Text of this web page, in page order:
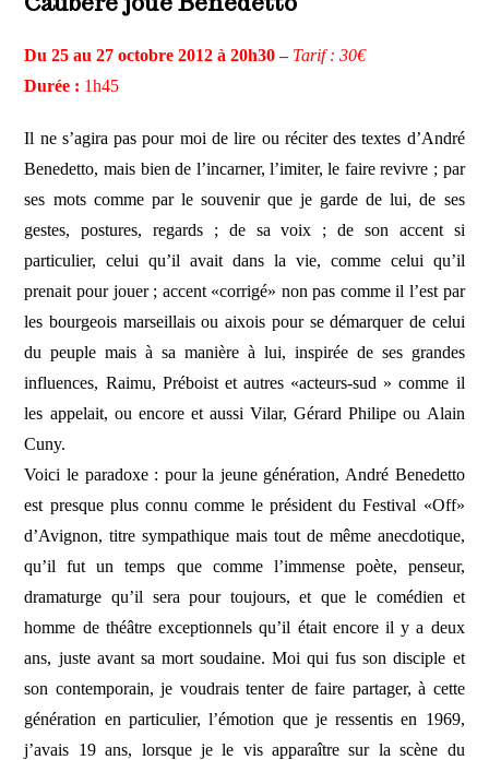
Du 25 au 27 octobre 2012 à 20h30 – Tarif : 30€
Durée : 1h45
Il ne s’agira pas pour moi de lire ou réciter des textes d’André
Benedetto, mais bien de l’incarner, l’imiter, le faire revivre ; par
ses mots comme par le souvenir que je garde de lui, de ses
gestes, postures, regards ; de sa voix ; de son accent si
particulier, celui qu’il avait dans la vie, comme celui qu’il
prenait pour jouer ; accent «corrigé» non pas comme il l’est par
les bourgeois marseillais ou aixois pour se démarquer de celui
du peuple mais à sa manière à lui, inspirée de ses grandes
influences, Raimu, Préboist et autres «acteurs-sud » comme il
les appelait, ou encore et aussi Vilar, Gérard Philipe ou Alain
Cuny.
Voici le paradoxe : pour la jeune génération, André Benedetto
est presque plus connu comme le président du Festival «Off»
d’Avignon, titre sympathique mais tout de même anecdotique,
qu’il fut un temps que comme l’immense poète, penseur,
dramaturge qu’il sera pour toujours, et que le comédien et
homme de théâtre exceptionnels qu’il était encore il y a deux
ans, juste avant sa mort soudaine. Moi qui fus son disciple et
son contemporain, je voudrais tenter de faire partager, à cette
génération en particulier, l’émotion que je ressentis en 1969,
j’avais 19 ans, lorsque je le vis apparaître sur la scène du